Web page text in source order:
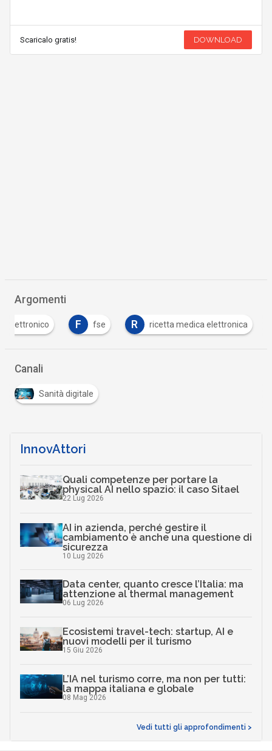
Scaricalo gratis! DOWNLOAD
Argomenti
elettronico F fse R ricetta medica elettronica
Canali
Sanità digitale
InnovAttori
Quali competenze per portare la
physical AI nello spazio: il caso Sitael
22 Lug 2026
AI in azienda, perché gestire il
cambiamento è anche una questione di
sicurezza
10 Lug 2026
Data center, quanto cresce l’Italia: ma
attenzione al thermal management
06 Lug 2026
Ecosistemi travel-tech: startup, AI e
nuovi modelli per il turismo
15 Giu 2026
L’IA nel turismo corre, ma non per tutti:
la mappa italiana e globale
08 Mag 2026
Vedi tutti gli approfondimenti >